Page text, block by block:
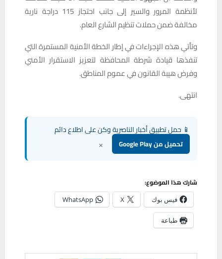
لأنظمة المرور والسير إلى جانب احتجاز 115 دراجة نارية
مخالفة ضمن حملات تنظيم الشارع العام.
وتأتي هذه الإجراءات في إطار الخطة الأمنية المستمرة التي
تنفذها قيادة شرطة المحافظة لتعزيز الاستقرار الأمني
وفرض هيبة القانون في عموم المناطق.
انتهى.
📱 حمل تطبيق أخبار الناصرية وكن على اطلاع دائم
تحميل من Google Play ×
شارك هذا الموضوع:
فيس بوك X
WhatsApp
طباعة